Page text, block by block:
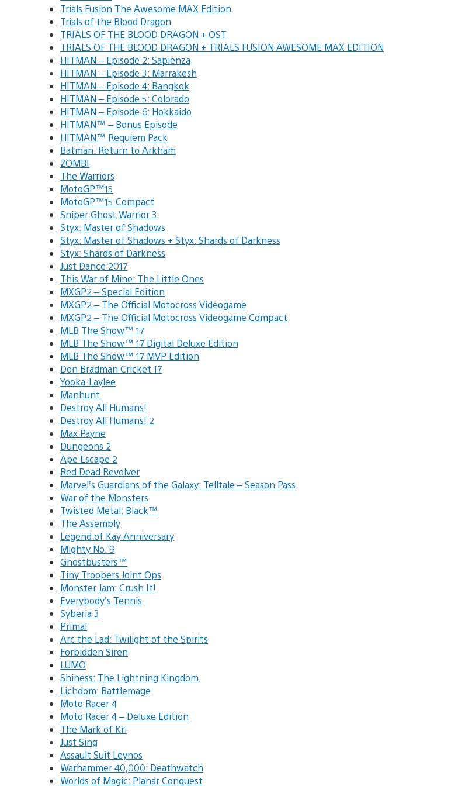
Trials Fusion The Awesome MAX Edition
Trials of the Blood Dragon
TRIALS OF THE BLOOD DRAGON + OST
TRIALS OF THE BLOOD DRAGON + TRIALS FUSION AWESOME MAX EDITION
HITMAN – Episode 2: Sapienza
HITMAN – Episode 3: Marrakesh
HITMAN – Episode 4: Bangkok
HITMAN – Episode 5: Colorado
HITMAN – Episode 6: Hokkaido
HITMAN™ – Bonus Episode
HITMAN™ Requiem Pack
Batman: Return to Arkham
ZOMBI
The Warriors
MotoGP™15
MotoGP™15 Compact
Sniper Ghost Warrior 3
Styx: Master of Shadows
Styx: Master of Shadows + Styx: Shards of Darkness
Styx: Shards of Darkness
Just Dance 2017
This War of Mine: The Little Ones
MXGP2 – Special Edition
MXGP2 – The Official Motocross Videogame
MXGP2 – The Official Motocross Videogame Compact
MLB The Show™ 17
MLB The Show™ 17 Digital Deluxe Edition
MLB The Show™ 17 MVP Edition
Don Bradman Cricket 17
Yooka-Laylee
Manhunt
Destroy All Humans!
Destroy All Humans! 2
Max Payne
Dungeons 2
Ape Escape 2
Red Dead Revolver
Marvel’s Guardians of the Galaxy: Telltale – Season Pass
War of the Monsters
Twisted Metal: Black™
The Assembly
Legend of Kay Anniversary
Mighty No. 9
Ghostbusters™
Tiny Troopers Joint Ops
Monster Jam: Crush It!
Everybody’s Tennis
Syberia 3
Primal
Arc the Lad: Twilight of the Spirits
Forbidden Siren
LUMO
Shiness: The Lightning Kingdom
Lichdom: Battlemage
Moto Racer 4
Moto Racer 4 – Deluxe Edition
The Mark of Kri
Just Sing
Assault Suit Leynos
Warhammer 40,000: Deathwatch
Worlds of Magic: Planar Conquest